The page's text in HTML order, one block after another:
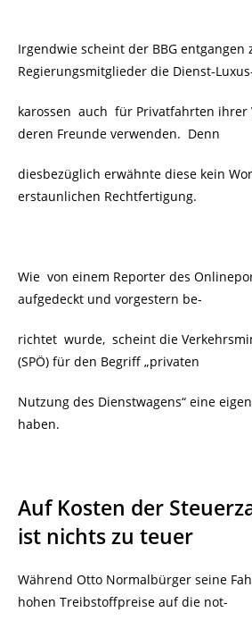
Irgendwie scheint der BBG entgangen
Regierungsmitglieder die Dienst-
karossen auch für Privatfahrten ihrer
deren Freunde verwenden. Denn
diesbezüglich erwähnte diese kein
erstaunlichen Rechtfertigung.
Wie von einem Reporter des
aufgedeckt und vorgestern be-
richtet wurde, scheint die
(SPÖ) für den Begriff „privaten
Nutzung des Dienstwagens“ eine
haben.
Auf Kosten der
ist nichts zu teuer
Während Otto Normalbürger seine
hohen Treibstoffpreise auf die not-